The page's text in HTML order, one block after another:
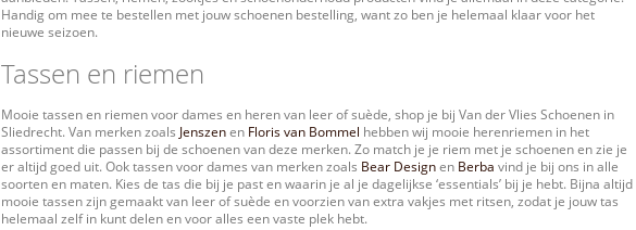
Handig om mee te bestellen met jouw schoenen bestelling, want zo ben je helemaal klaar voor het
nieuwe seizoen.
Tassen en riemen
Mooie tassen en riemen voor dames en heren van leer of suède, shop je bij Van der Vlies Schoenen in
Sliedrecht. Van merken zoals Jenszenen Floris van Bommel hebben wij mooie herenriemen in het
assortiment die passen bij de schoenen van deze merken. Zo match je je riem met je schoenen en zie je
er altijd goed uit. Ook tassen voor dames van merken zoals Bear Designen Berba vind je bij ons in alle
soorten en maten. Kies de tas die bij je past en waarin je al je dagelijkse ‘essentials’ bij je hebt. Bijna altijd
mooie tassen zijn gemaakt van leer of suède en voorzien van extra vakjes met ritsen, zodat je jouw tas
helemaal zelf in kunt delen en voor alles een vaste plek hebt.